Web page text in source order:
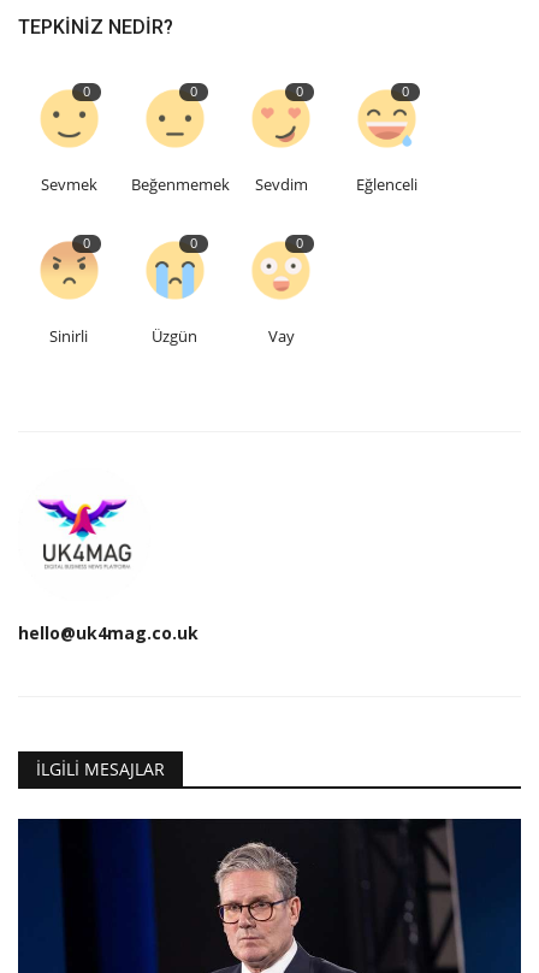
TEPKINIZ NEDIR?
0
Sevmek
0
Beğenmemek
0
Sevdim
0
Eğlenceli
0
Sinirli
0
Üzgün
0
Vay
hello@uk4mag.co.uk
İLGILI MESAJLAR